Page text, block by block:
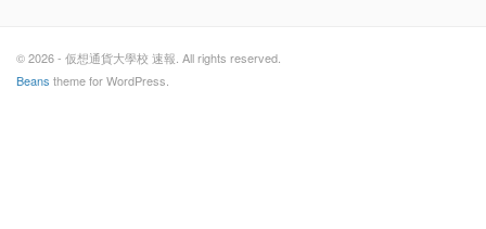
© 2026 - 仮想通貨大學校 速報. All rights reserved.
Beans theme for WordPress.